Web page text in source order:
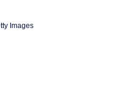
Images